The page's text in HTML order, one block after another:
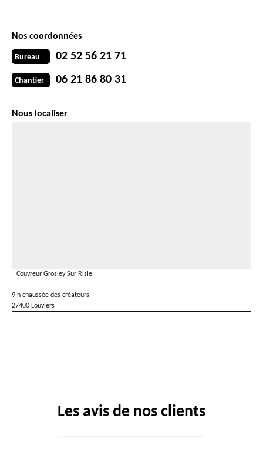
Nos coordonnées
Bureau 02 52 56 21 71
Chantier 06 21 86 80 31
Nous localiser
Couvreur Grosley Sur Risle
9 h chaussée des créateurs
27400 Louviers
Les avis de nos clients